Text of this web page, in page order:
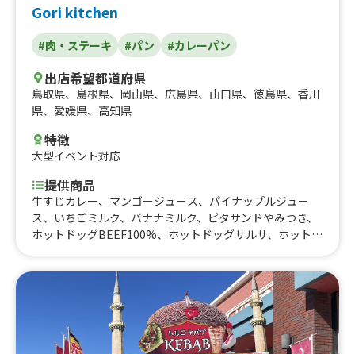
Gori kitchen
#肉・ステーキ #パン #カレーパン
出店希望都道府県
鳥取県、 島根県、 岡山県、 広島県、 山口県、 徳島県、 香川
県、 愛媛県、 高知県
特徴
大型イベント対応
提供商品
牛すじカレー、マンゴージュース、パイナップルジュー
ス、いちごミルク、バナナミルク、ピタサンドやみつき、
ホットドッグBEEF100%、ホットドッグサルサ、ホットド
タパンサンドプレーン